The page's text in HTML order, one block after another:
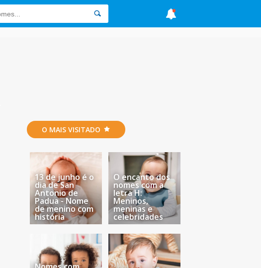
O MAIS VISITADO
13 de junho é o
dia de San
Antonio de
Padua - Nome
de menino com
história
O encanto dos
nomes com a
letra H:
Meninos,
meninas e
celebridades